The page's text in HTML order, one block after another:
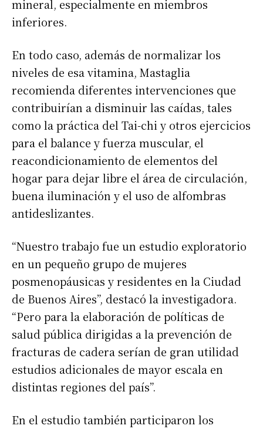
Suscribirme gratis
Apellidos
Número de teléfono
mineral, especialmente en miembros
inferiores.
En todo caso, además de normalizar los
niveles de esa vitamina, Mastaglia
recomienda diferentes intervenciones que
contribuirían a disminuir las caídas, tales
como la práctica del Tai-chi y otros ejercicios
para el balance y fuerza muscular, el
reacondicionamiento de elementos del
hogar para dejar libre el área de circulación,
buena iluminación y el uso de alfombras
antideslizantes.
“Nuestro trabajo fue un estudio exploratorio
en un pequeño grupo de mujeres
posmenopáusicas y residentes en la Ciudad
de Buenos Aires”, destacó la investigadora.
“Pero para la elaboración de políticas de
salud pública dirigidas a la prevención de
fracturas de cadera serían de gran utilidad
estudios adicionales de mayor escala en
distintas regiones del país”.
En el estudio también participaron los